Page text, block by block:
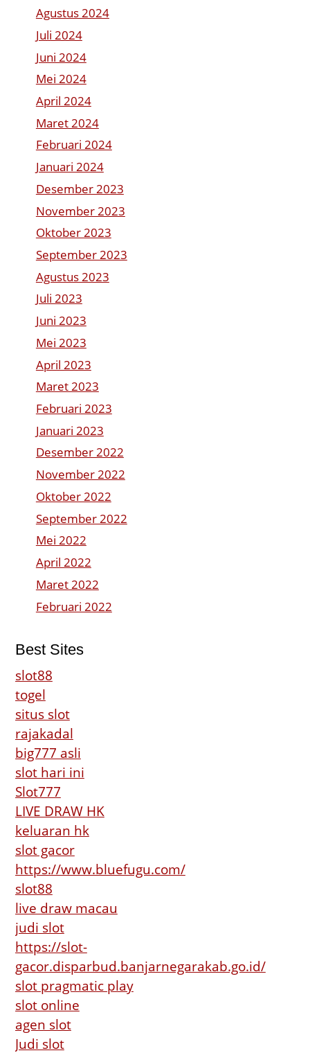
Agustus 2024
Juli 2024
Juni 2024
Mei 2024
April 2024
Maret 2024
Februari 2024
Januari 2024
Desember 2023
November 2023
Oktober 2023
September 2023
Agustus 2023
Juli 2023
Juni 2023
Mei 2023
April 2023
Maret 2023
Februari 2023
Januari 2023
Desember 2022
November 2022
Oktober 2022
September 2022
Mei 2022
April 2022
Maret 2022
Februari 2022
Best Sites
slot88
togel
situs slot
rajakadal
big777 asli
slot hari ini
Slot777
LIVE DRAW HK
keluaran hk
slot gacor
https://www.bluefugu.com/
slot88
live draw macau
judi slot
https://slot-
gacor.disparbud.banjarnegarakab.go.id/
slot pragmatic play
slot online
agen slot
Judi slot